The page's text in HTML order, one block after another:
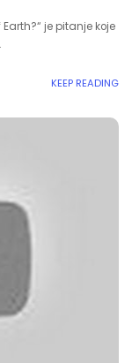
je pitanje koje
KEEP READING